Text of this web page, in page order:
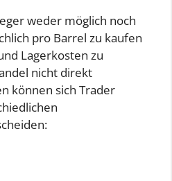
weder möglich noch
pro Barrel zu kaufen
Lagerkosten zu
nicht direkt
können sich Trader